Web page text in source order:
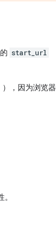
start_url
，因为浏览器
。